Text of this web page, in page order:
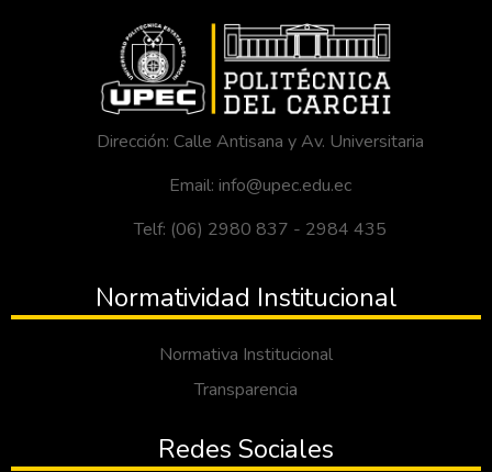
Dirección: Calle Antisana y Av. Universitaria
Email: info@upec.edu.ec
Telf: (06) 2980 837 - 2984 435
Normatividad Institucional
Normativa Institucional
Transparencia
Redes Sociales